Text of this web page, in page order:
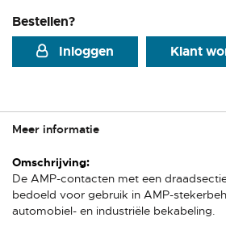
Bestellen?
Inloggen
Klant
Meer informatie
Meer
informatie
De AMP-contacten met een
bedoeld voor gebruik in AMP-
automobiel- en industriële bekabeling.